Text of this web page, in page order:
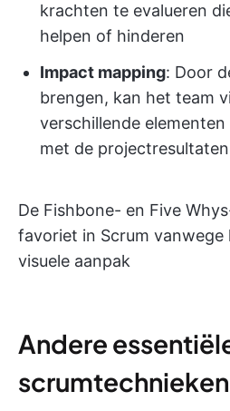
krachten te evalueren
helpen of hinderen
Impact mapping: Door
brengen, kan het team
verschillende
met de projectresultaten
De Fishbone- en Five
favoriet in Scrum vanwege
visuele aanpak
Andere
scrumtechnieken